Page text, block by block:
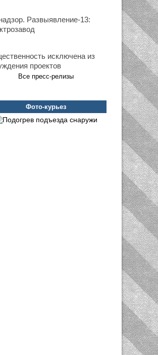
Развыявление-13:
исключена из
проектов
Все пресс-релизы
Фото-курьез